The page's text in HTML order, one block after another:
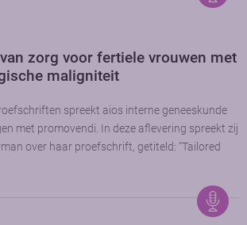
zorg voor fertiele vrouwen met
maligniteit
spreekt aios interne geneeskunde
met promovendi. In deze aflevering spreekt zij
over haar proefschrift, getiteld: “Tailored